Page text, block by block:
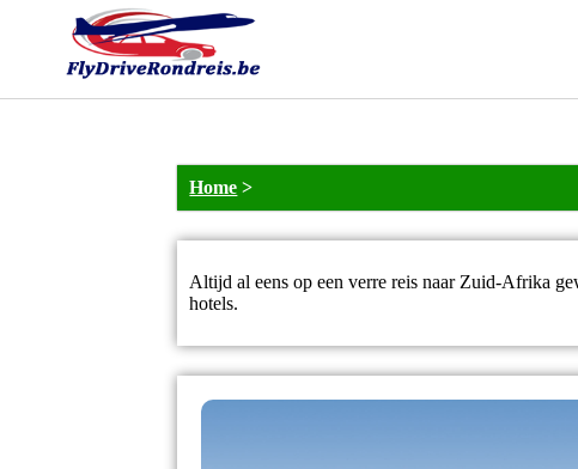
Home >
Altijd al eens op een verre reis naar Zuid-Afrika
hotels.